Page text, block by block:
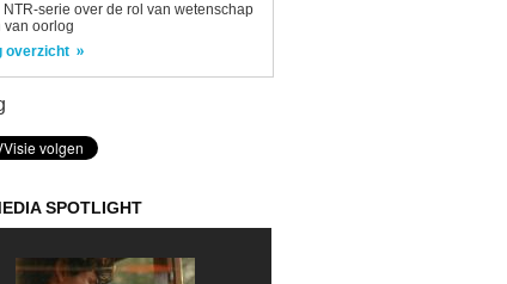
NTR-serie over de rol van wetenschap
van oorlog
overzicht
SPOTLIGHT